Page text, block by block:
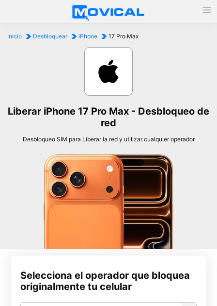
Inicio Desbloquear iPhone 17 Pro Max
Liberar iPhone 17 Pro Max - Desbloqueo de
red
Desbloqueo SIM para Liberar la red y utilizar cualquier operador
Selecciona el operador que bloquea
originalmente tu celular